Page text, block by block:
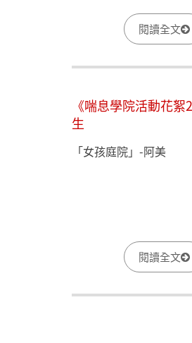
青、茶樹氣味，讓她想
的阿公，帶她回到過去
閱讀全文
《喘息學院活動花絮
生
「女孩庭院」-阿美
閱讀全文